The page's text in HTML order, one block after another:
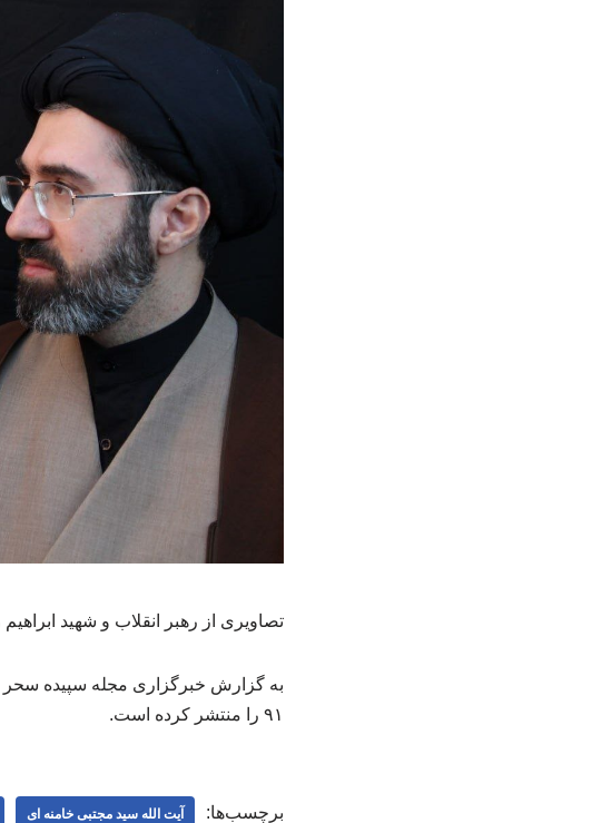
تصاویری از رهبر انقلاب و شهید
به گزارش خبرگزاری مجله سپیده سحر
۹۱ را منتشر کرده است.
برچسب‌ها: آیت الله سید مجتبی خامنه ای